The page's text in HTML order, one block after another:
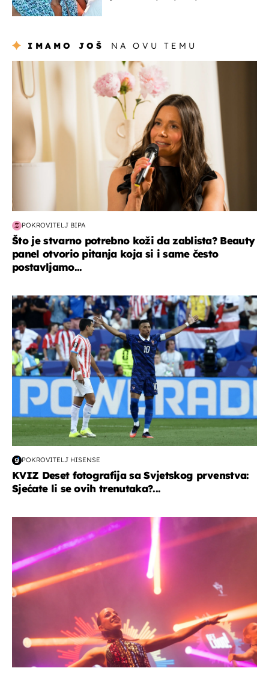
IMAMO JOŠ NA OVU TEMU
moda & ljepota
POKROVITELJ BIPA
Što je stvarno potrebno koži da zablista? Beauty
panel otvorio pitanja koja si i same često
postavljamo...
svjetsko prvenstvo 2026
POKROVITELJ HISENSE
KVIZ Deset fotografija sa Svjetskog prvenstva:
Sjećate li se ovih trenutaka?...